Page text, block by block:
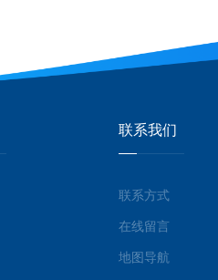
联系我们
联系方式
在线留言
地图导航